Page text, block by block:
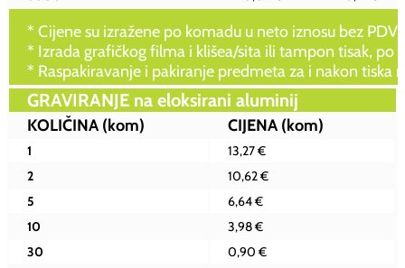
* Cijene su izražene po komadu u neto iznosu bez
* Izrada grafičkog filma i klišea/sita ili tampon tisak, po
* Raspakiravanje i pakiranje predmeta za i nakon
GRAVIRANJE na eloksirani aluminij
KOLIČINA (kom) CIJENA (kom)
1
13,27 €
2
10,62 €
5
6,64 €
10
3,98 €
30
0,90 €